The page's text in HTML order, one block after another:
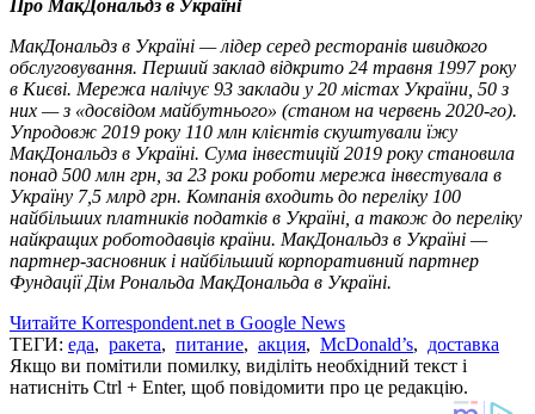
Про МакДональдз в Україні
МакДональдз в Україні — лідер серед ресторанів швидкого
обслуговування. Перший заклад відкрито 24 травня 1997 року
в Києві. Мережа налічує 93 заклади у 20 містах України, 50 з
них — з «досвідом майбутнього» (станом на червень 2020-го).
Упродовж 2019 року 110 млн клієнтів скуштували їжу
МакДональдз в Україні. Сума інвестицій 2019 року становила
понад 500 млн грн, за 23 роки роботи мережа інвестувала в
Україну 7,5 млрд грн. Компанія входить до переліку 100
найбільших платників податків в Україні, а також до переліку
найкращих роботодавців країни. МакДональдз в Україні —
партнер-засновник і найбільший корпоративний партнер
Фундації Дім Рональда МакДональда в Україні.
Читайте Korrespondent.net в Google News
ТЕГИ: еда, ракета, питание, акция, McDonald’s, доставка
Якщо ви помітили помилку, виділіть необхідний текст і
натисніть Ctrl + Enter, щоб повідомити про це редакцію.